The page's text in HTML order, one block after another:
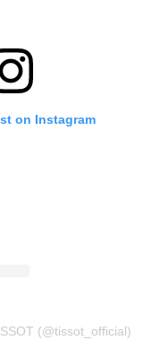
on Instagram
(@tissot_official)